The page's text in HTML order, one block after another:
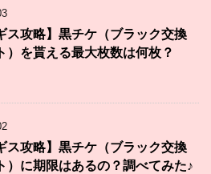
ス攻略】黒チケ（ブラック交換
）を貰える最大枚数は何枚？
ス攻略】黒チケ（ブラック交換
）に期限はあるの？調べてみた♪